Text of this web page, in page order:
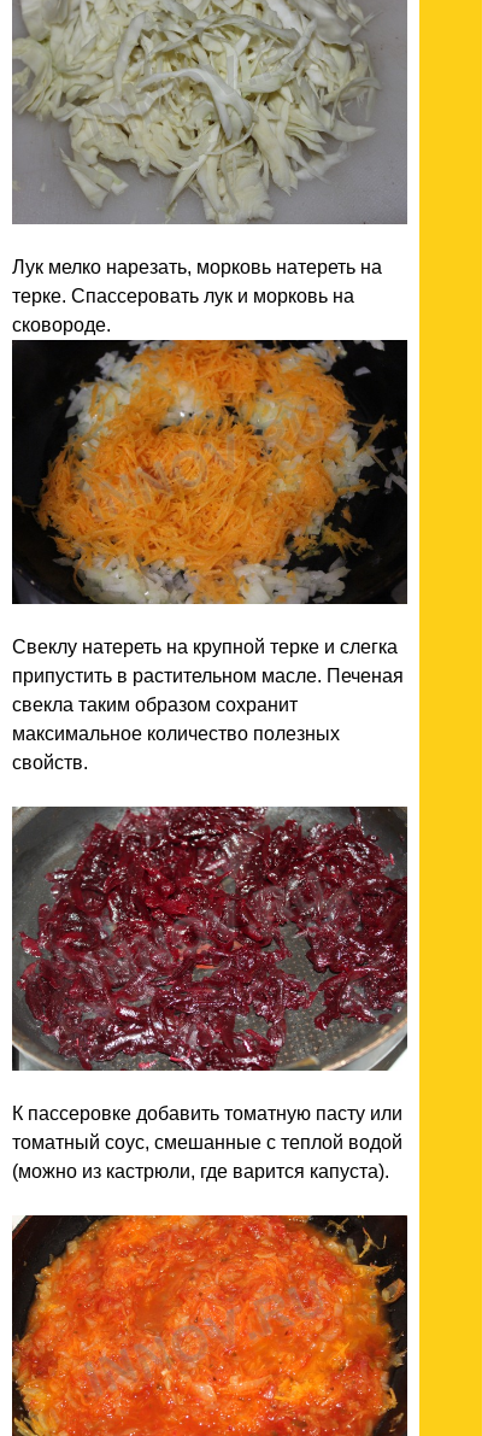
Лук мелко нарезать, морковь натереть на
терке. Спассеровать лук и морковь на
сковороде.
Свеклу натереть на крупной терке и слегка
припустить в растительном масле. Печеная
свекла таким образом сохранит
максимальное количество полезных
свойств.
К пассеровке добавить томатную пасту или
томатный соус, смешанные с теплой водой
(можно из кастрюли, где варится капуста).